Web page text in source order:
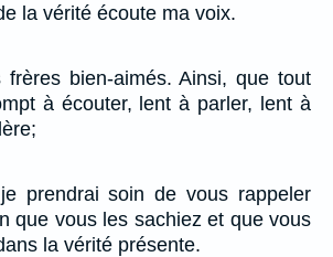
la vérité écoute ma voix.
frères bien-aimés. Ainsi, que tout
à écouter, lent à parler, lent à
prendrai soin de vous rappeler
que vous les sachiez et que vous
la vérité présente.